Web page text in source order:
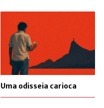
Uma odisseia carioca